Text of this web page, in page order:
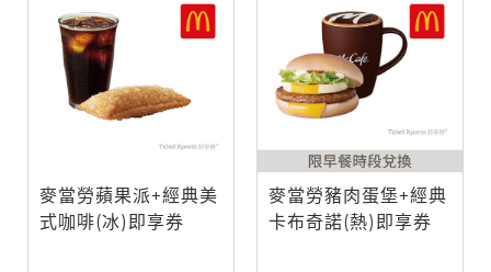
麥當勞蘋果派+經典美
式咖啡(冰)即享券
麥當勞豬肉蛋堡+經典
卡布奇諾(熱)即享券